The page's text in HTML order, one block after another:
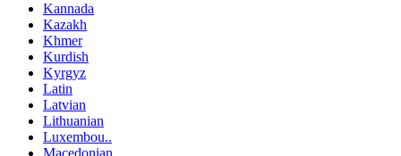
Kannada
Kazakh
Khmer
Kurdish
Kyrgyz
Latin
Latvian
Lithuanian
Luxembou..
Macedonian